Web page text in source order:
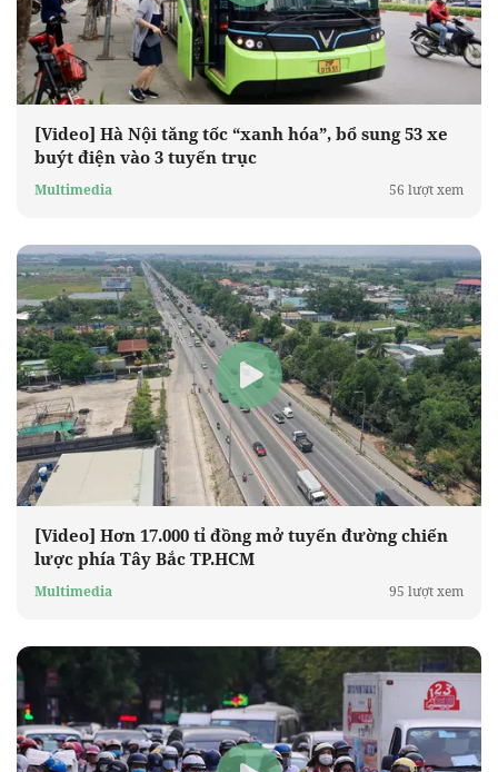
[Video] Hà Nội tăng tốc “xanh hóa”, bổ sung 53 xe
buýt điện vào 3 tuyến trục
Multimedia 56 lượt xem
[Video] Hơn 17.000 tỉ đồng mở tuyến đường chiến
lược phía Tây Bắc TP.HCM
Multimedia 95 lượt xem